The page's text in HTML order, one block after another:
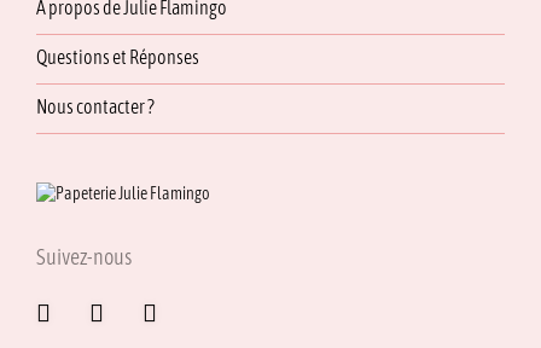
À propos de Julie Flamingo
Questions et Réponses
Nous contacter ?
Suivez-nous